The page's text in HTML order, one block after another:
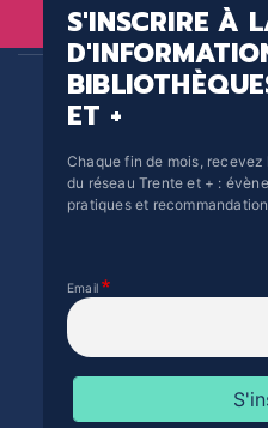
S'INSCRIRE À
ET +
Chaque fin de mois,
du réseau Trente et + :
pratiques et
Email